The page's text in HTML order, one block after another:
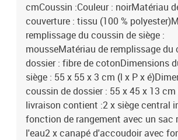
cmCoussin :Couleur : noirMatériau
couverture : tissu (100 %
remplissage du coussin de siège :
mousseMatériau de remplissage du
dossier : fibre de cotonDimensions
siège : 55 x 55 x 3 cm (l x P x
coussin de dossier : 55 x 45 x 13 cm
livraison contient :2 x siège central
fonction de rangement avec un sac
l'eau2 x canapé d'accoudoir avec